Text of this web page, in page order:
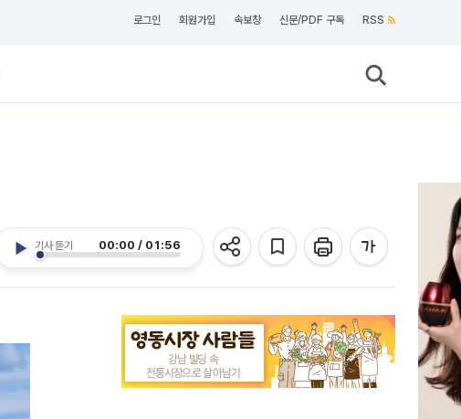
로그인 회원가입 속보창 신문/PDF 구독 RSS
기사 듣기 00:00 / 01:56